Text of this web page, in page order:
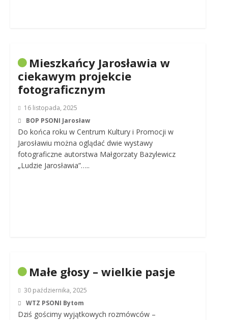
Mieszkańcy Jarosławia w
ciekawym projekcie
fotograficznym
16 listopada, 2025
BOP PSONI Jarosław
Do końca roku w Centrum Kultury i Promocji w
Jarosławiu można oglądać dwie wystawy
fotograficzne autorstwa Małgorzaty Bazylewicz
„Ludzie Jarosławia”…..
Małe głosy – wielkie pasje
30 października, 2025
WTZ PSONI Bytom
Dziś gościmy wyjątkowych rozmówców –